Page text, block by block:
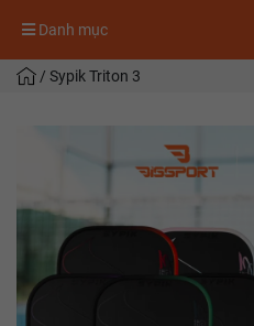
Danh mục
/ Sypik Triton 3